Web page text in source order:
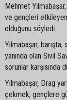
Mehmet
ve gençleri
olduğunu söyledi.
Yılmabaşar,
yanında olan Sivil
sorunlar karşısında
Yılmabaşar, Drag
çekmek, gençlere